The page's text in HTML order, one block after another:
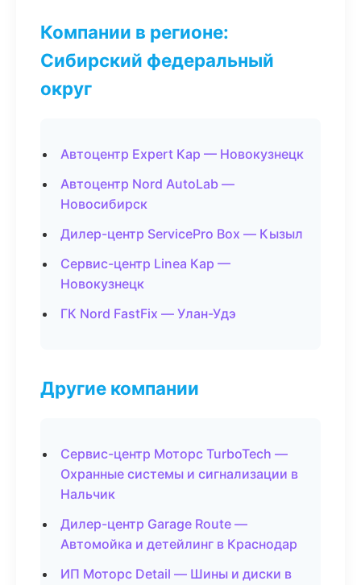
Компании в регионе:
Сибирский федеральный
округ
Автоцентр Expert Кар — Новокузнецк
Автоцентр Nord AutoLab —
Новосибирск
Дилер-центр ServicePro Box — Кызыл
Сервис-центр Linea Кар —
Новокузнецк
ГК Nord FastFix — Улан-Удэ
Другие компании
Сервис-центр Моторс TurboTech —
Охранные системы и сигнализации в
Нальчик
Дилер-центр Garage Route —
Автомойка и детейлинг в Краснодар
ИП Моторс Detail — Шины и диски в